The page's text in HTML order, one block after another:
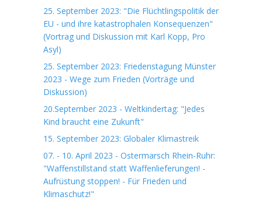
25. September 2023: "Die Flüchtlingspolitik der
EU - und ihre katastrophalen Konsequenzen"
(Vortrag und Diskussion mit Karl Kopp, Pro
Asyl)
25. September 2023: Friedenstagung Münster
2023 - Wege zum Frieden (Vorträge und
Diskussion)
20.September 2023 - Weltkindertag: "Jedes
Kind braucht eine Zukunft"
15. September 2023: Globaler Klimastreik
07. - 10. April 2023 - Ostermarsch Rhein-Ruhr:
"Waffenstillstand statt Waffenlieferungen! -
Aufrüstung stoppen! - Für Frieden und
Klimaschutz!"